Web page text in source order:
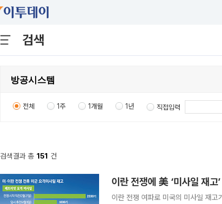
검색
전체 1주 1개월 1년 직접입력
검색결과 총 151 건
이란 전쟁에 美 ‘미사일 재
이란 전쟁 여파로 미국의 미사일 재고